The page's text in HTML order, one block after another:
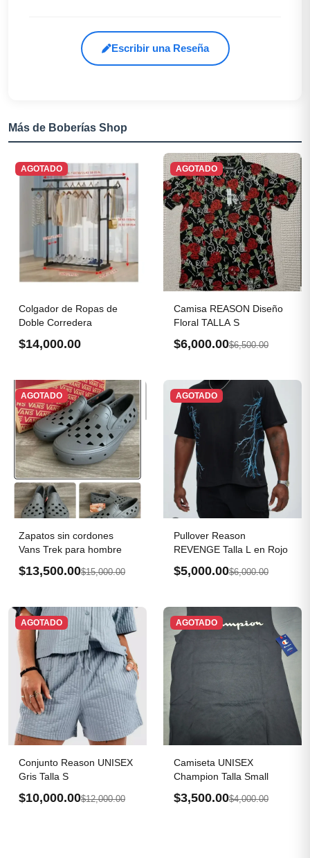
Escribir una Reseña
Más de Boberías Shop
AGOTADO
Colgador de Ropas de
Doble Corredera
$14,000.00
AGOTADO
Camisa REASON Diseño
Floral TALLA S
$6,000.00$6,500.00
AGOTADO
Zapatos sin cordones
Vans Trek para hombre
$13,500.00$15,000.00
AGOTADO
Pullover Reason
REVENGE Talla L en Rojo
$5,000.00$6,000.00
AGOTADO
Conjunto Reason UNISEX
Gris Talla S
$10,000.00$12,000.00
AGOTADO
Camiseta UNISEX
Champion Talla Small
$3,500.00$4,000.00